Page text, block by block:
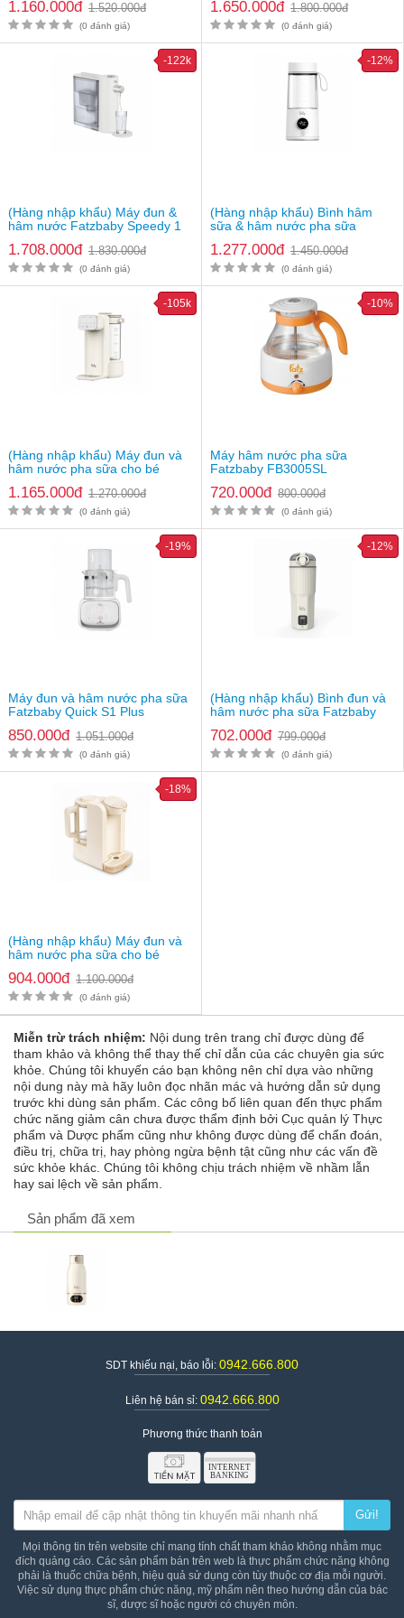
Lưu ý
Vui lòng ngắt nguồn của thiết bị và đợi nguội trước khi vệ
sinh.
Không nhúng hoặc ngâm thân máy trong nước tránh làm
Không sử dụng khi không có nước trong bình.
Không sử dụng các vật liệu như len thép, các chất tẩy rửa có
Để tránh đóng cặn quá mức, hãy sử dụng càng nhiều nước
tinh khiết càng tốt.
Thêm axit axetic hoặc axit citric và đổ vào cốc để rửa và
miếng bọt biển.
Thông tin sản phẩm
Bình đun và hâm nước pha sữa
Fatzbaby Mini Smart 18 Plus
FATZBABY
1 bình
1.433.000vnđ
FB3825CZ
1.160.000đ 1.520.000đ
(0 đánh giá)
1.650.000đ 1.800.000đ
(0 đánh giá)
(Hàng nhập khẩu) Máy đun &
hâm nước Fatzbaby Speedy 1
1.708.000đ 1.830.000đ
-122k
(0 đánh giá)
(Hàng nhập khẩu) Bình hâm
sữa & hâm nước pha sữa
1.277.000đ 1.450.000đ
-12%
(0 đánh giá)
(Hàng nhập khẩu) Máy đun và
hâm nước pha sữa cho bé
FB3870HB
1.165.000đ 1.270.000đ
-105k
(0 đánh giá)
Máy hâm nước pha sữa
Fatzbaby FB3005SL
720.000đ 800.000đ
-10%
(0 đánh giá)
Máy đun và hâm nước pha sữa
Fatzbaby Quick S1 Plus
850.000đ 1.051.000đ
-19%
(0 đánh giá)
(Hàng nhập khẩu) Bình đun và
hâm nước pha sữa Fatzbaby
702.000đ 799.000đ
-12%
(0 đánh giá)
(Hàng nhập khẩu) Máy đun và
hâm nước pha sữa cho bé
FB3110RS
904.000đ 1.100.000đ
-18%
(0 đánh giá)
Miễn trừ trách nhiệm: Nội dung trên trang chỉ được dùng để
tham khảo và không thể thay thế chỉ dẫn của các chuyên gia sức
khỏe. Chúng tôi khuyến cáo bạn không nên chỉ dựa vào những
nội dung này mà hãy luôn đọc nhãn mác và hướng dẫn sử dụng
trước khi dùng sản phẩm. Các công bố liên quan đến thực phẩm
chức năng giảm cân chưa được thẩm định bởi Cục quản lý Thực
phẩm và Dược phẩm cũng như không được dùng để chẩn đoán,
điều trị, chữa trị, hay phòng ngừa bệnh tật cũng như các vấn đề
sức khỏe khác. Chúng tôi không chịu trách nhiệm về nhầm lẫn
hay sai lệch về sản phẩm.
Sản phẩm đã xem
SDT khiếu nại, báo lỗi: 0942.666.800
Liên hệ bán sỉ: 0942.666.800
Phương thức thanh toán
Gửi!
Mọi thông tin trên website chỉ mang tính chất tham khảo không nhằm mục
đích quảng cáo. Các sản phẩm bán trên web là thực phẩm chức năng không
phải là thuốc chữa bệnh, hiệu quả sử dụng còn tùy thuộc cơ địa mỗi người.
Việc sử dụng thực phẩm chức năng, mỹ phẩm nên theo hướng dẫn của bác
sĩ, dược sĩ hoặc người có chuyên môn.